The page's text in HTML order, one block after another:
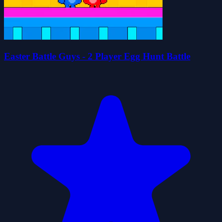
Easter Battle Guys - 2 Player Egg Hunt Battle